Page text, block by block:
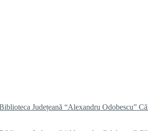
Județeană “Alexandru Odobescu”